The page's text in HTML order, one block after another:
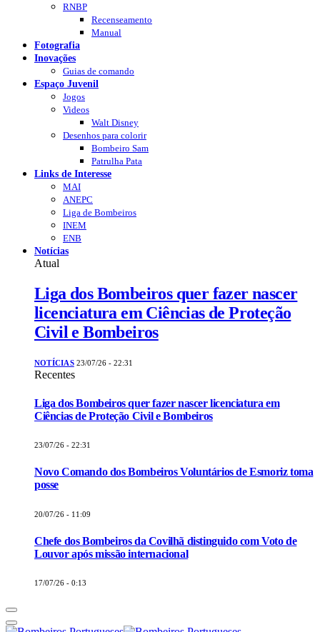
RNBP
Recenseamento
Manual
Fotografia
Inovações
Guias de comando
Espaço Juvenil
Jogos
Videos
Walt Disney
Desenhos para colorir
Bombeiro Sam
Patrulha Pata
Links de Interesse
MAI
ANEPC
Liga de Bombeiros
INEM
ENB
Notícias
Atual
Liga dos Bombeiros quer fazer nascer
licenciatura em Ciências de Proteção
Civil e Bombeiros
NOTÍCIAS 23/07/26 - 22:31
Recentes
Liga dos Bombeiros quer fazer nascer licenciatura em
Ciências de Proteção Civil e Bombeiros
23/07/26 - 22:31
Novo Comando dos Bombeiros Voluntários de Esmoriz toma
posse
20/07/26 - 11:09
Chefe dos Bombeiros da Covilhã distinguido com Voto de
Louvor após missão internacional
17/07/26 - 0:13